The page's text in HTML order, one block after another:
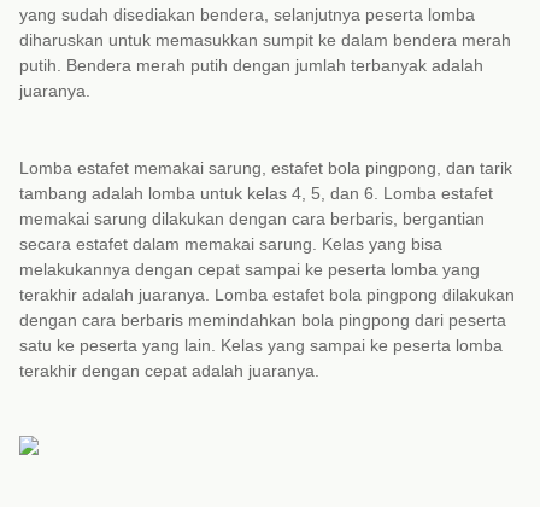
yang sudah disediakan bendera, selanjutnya peserta lomba
diharuskan untuk memasukkan sumpit ke dalam bendera merah
putih. Bendera merah putih dengan jumlah terbanyak adalah
juaranya.
Lomba estafet memakai sarung, estafet bola pingpong, dan tarik
tambang adalah lomba untuk kelas 4, 5, dan 6. Lomba estafet
memakai sarung dilakukan dengan cara berbaris, bergantian
secara estafet dalam memakai sarung. Kelas yang bisa
melakukannya dengan cepat sampai ke peserta lomba yang
terakhir adalah juaranya. Lomba estafet bola pingpong dilakukan
dengan cara berbaris memindahkan bola pingpong dari peserta
satu ke peserta yang lain. Kelas yang sampai ke peserta lomba
terakhir dengan cepat adalah juaranya.